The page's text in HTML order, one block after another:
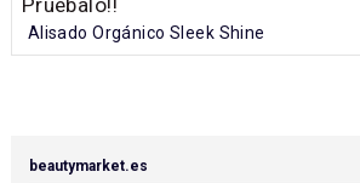
Alisado Orgánico Sleek Shine
beautymarket.es